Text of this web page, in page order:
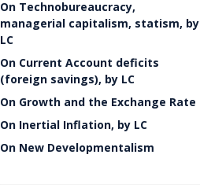
On Technobureaucracy,
managerial capitalism, statism, by
LC
On Current Account deficits
(foreign savings), by LC
On Growth and the Exchange Rate
On Inertial Inflation, by LC
On New Developmentalism